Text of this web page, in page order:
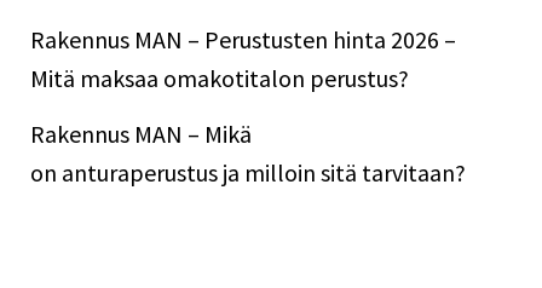
Rakennus MAN – Perustusten hinta 2026 –
Mitä maksaa omakotitalon perustus?
Rakennus MAN – Mikä
on anturaperustus ja milloin sitä tarvitaan?